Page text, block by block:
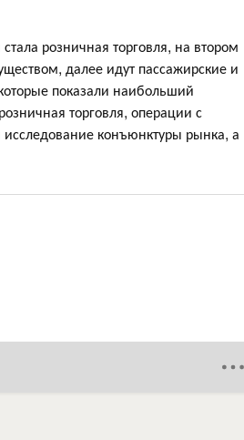
розничная торговля, на втором
далее идут пассажирские и
показали наибольший
торговля, операции с
конъюнктуры рынка, а